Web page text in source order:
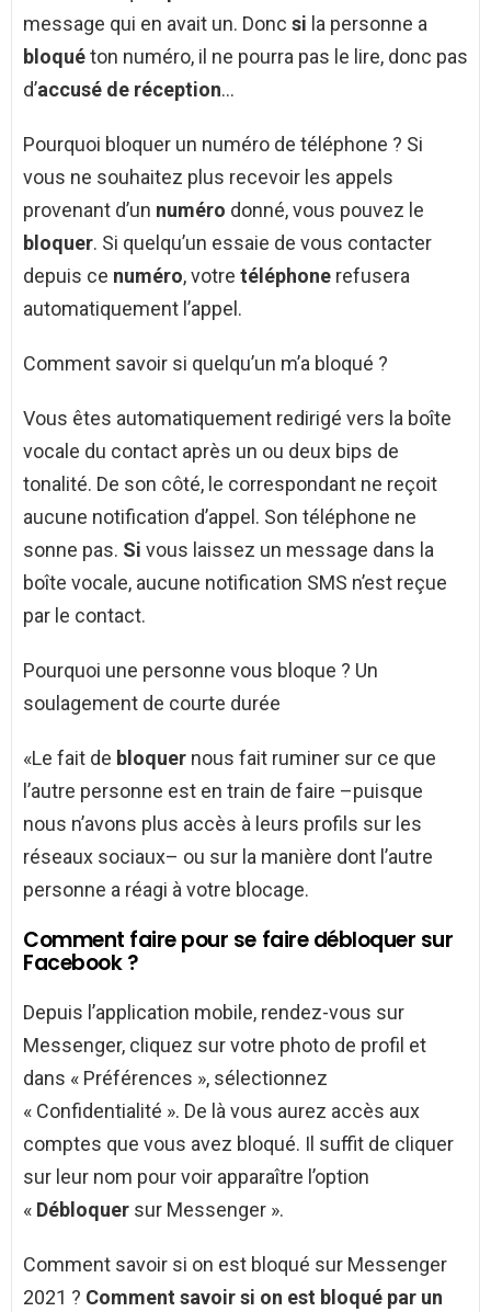
message qui en avait un. Donc si la personne a
bloquéton numéro, il ne pourra pas le lire, donc pas
d’accusé de réception…
Pourquoi bloquer un numéro de téléphone ? Si
vous ne souhaitez plus recevoir les appels
provenant d’un numéro donné, vous pouvez le
bloquer. Si quelqu’un essaie de vous contacter
depuis ce numéro, votre téléphone refusera
automatiquement l’appel.
Comment savoir si quelqu’un m’a bloqué ?
Vous êtes automatiquement redirigé vers la boîte
vocale du contact après un ou deux bips de
tonalité. De son côté, le correspondant ne reçoit
aucune notification d’appel. Son téléphone ne
sonne pas. Si vous laissez un message dans la
boîte vocale, aucune notification SMS n’est reçue
par le contact.
Pourquoi une personne vous bloque ? Un
soulagement de courte durée
«Le fait de bloquer nous fait ruminer sur ce que
l’autre personne est en train de faire –puisque
nous n’avons plus accès à leurs profils sur les
réseaux sociaux– ou sur la manière dont l’autre
personne a réagi à votre blocage.
Comment faire pour se faire débloquer sur
Facebook ?
Depuis l’application mobile, rendez-vous sur
Messenger, cliquez sur votre photo de profil et
dans « Préférences », sélectionnez
« Confidentialité ». De là vous aurez accès aux
comptes que vous avez bloqué. Il suffit de cliquer
sur leur nom pour voir apparaître l’option
« Débloquer sur Messenger ».
Comment savoir si on est bloqué sur Messenger
2021 ? Comment savoir si on est bloqué par un